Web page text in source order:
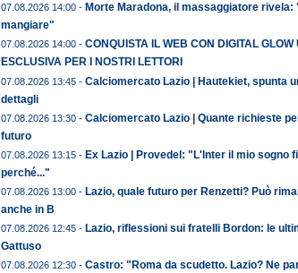
07.08.2026 14:00 - Morte Maradona, il massaggiatore
mangiare"
07.08.2026 14:00 - CONQUISTA IL WEB CON DIGITAL
ESCLUSIVA PER I NOSTRI LETTORI
07.08.2026 13:45 - Calciomercato Lazio | Hautekiet, spunta
dettagli
07.08.2026 13:30 - Calciomercato Lazio | Quante richieste
futuro
07.08.2026 13:15 - Ex Lazio | Provedel: "L'Inter il mio sogno
perché..."
07.08.2026 13:00 - Lazio, quale futuro per Renzetti? Può
anche in B
07.08.2026 12:45 - Lazio, riflessioni sui fratelli Bordon: le
Gattuso
07.08.2026 12:30 - Castro: "Roma da scudetto. Lazio? Ne